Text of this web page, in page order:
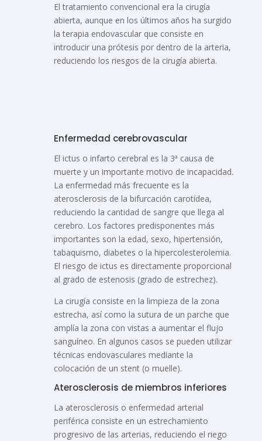
El tratamiento convencional era la cirugía
abierta, aunque en los últimos años ha surgido
la terapia endovascular que consiste en
introducir una prótesis por dentro de la arteria,
reduciendo los riesgos de la cirugía abierta.
Enfermedad cerebrovascular
El ictus o infarto cerebral es la 3ª causa de
muerte y un importante motivo de incapacidad.
La enfermedad más frecuente es la
aterosclerosis de la bifurcación carotídea,
reduciendo la cantidad de sangre que llega al
cerebro. Los factores predisponentes más
importantes son la edad, sexo, hipertensión,
tabaquismo, diabetes o la hipercolesterolemia.
El riesgo de ictus es directamente proporcional
al grado de estenosis (grado de estrechez).
La cirugía consiste en la limpieza de la zona
estrecha, así como la sutura de un parche que
amplía la zona con vistas a aumentar el flujo
sanguíneo. En algunos casos se pueden utilizar
técnicas endovasculares mediante la
colocación de un stent (o muelle).
Aterosclerosis de miembros inferiores
La aterosclerosis o enfermedad arterial
periférica consiste en un estrechamiento
progresivo de las arterias, reduciendo el riego